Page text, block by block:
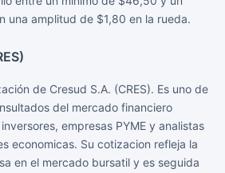
una amplitud de $1,80 en la rueda.
de Cresud S.A. (CRES). Es uno de
del mercado financiero
empresas PYME y analistas
economicas. Su cotizacion refleja la
en el mercado bursatil y es seguida